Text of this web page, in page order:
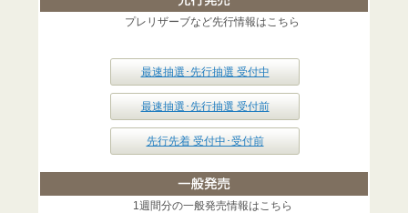
プレリザーブなど先行情報はこちら
最速抽選･先行抽選 受付中
最速抽選･先行抽選 受付前
先行先着 受付中･受付前
1週間分の一般発売情報はこちら